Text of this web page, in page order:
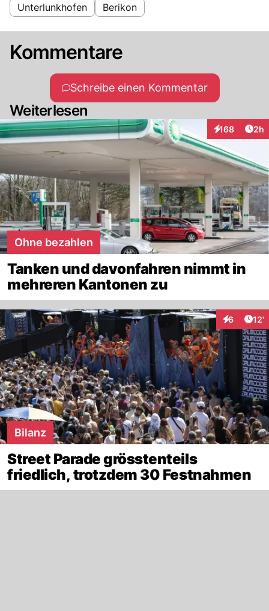
Unterlunkhofen
Berikon
Kommentare
Schreibe einen Kommentar
Weiterlesen
168
Interaktionen
2h
Ohne bezahlen
Tanken und davonfahren nimmt in
mehreren Kantonen zu
6 12'
Bilanz
Street Parade grösstenteils
friedlich, trotzdem 30 Festnahmen